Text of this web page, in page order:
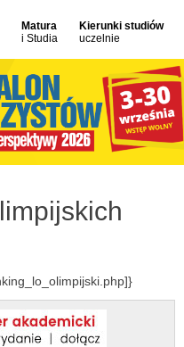
Matura
i Studia
Kierunki studiów
uczelnie